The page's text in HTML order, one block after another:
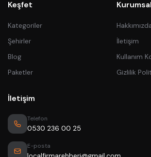
Keşfet
Kategoriler
Şehirler
Blog
Paketler
Kurumsal
İletişim
Kullanım
Gizlilik
İletişim
Telefon
0530 236 00 25
E-posta